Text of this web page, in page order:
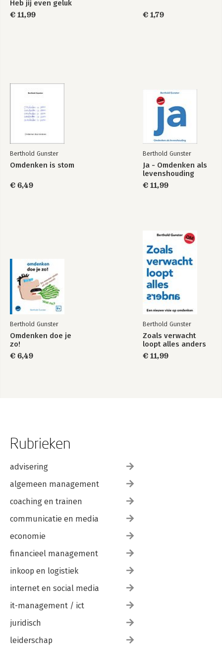
Ja-maar...
Huh?!
Bekijk alle boeken
Heb jij even geluk
€ 11,99
€ 1,79
Berthold Gunster
Omdenken is stom
€ 6,49
Berthold Gunster
Ja - Omdenken als
levenshouding
€ 11,99
Berthold Gunster
Omdenken doe je
zo!
€ 6,49
Berthold Gunster
Zoals verwacht
loopt alles anders
€ 11,99
Rubrieken
advisering
algemeen management
coaching en trainen
communicatie en media
economie
financieel management
inkoop en logistiek
internet en social media
it-management / ict
juridisch
leiderschap